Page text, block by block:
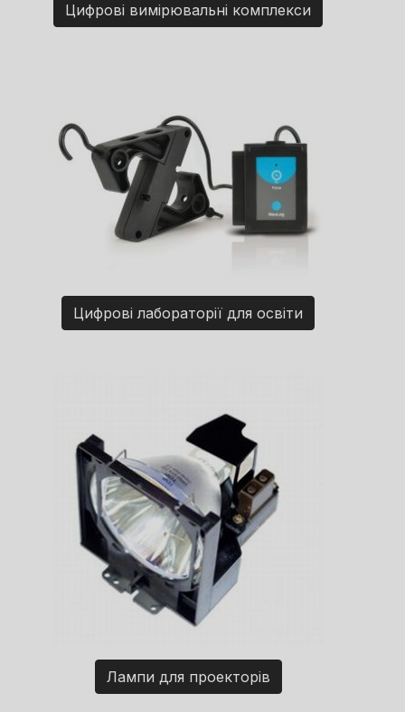
Цифрові вимірювальні комплекси
Цифрові лабораторії для освіти
Лампи для проекторів